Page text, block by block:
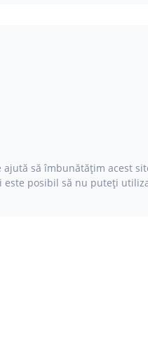
să îmbunătățim acest
posibil să nu puteți